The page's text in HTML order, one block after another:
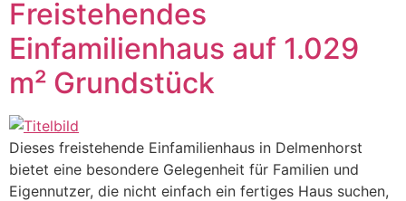
Freistehendes
Einfamilienhaus auf 1.029
m² Grundstück
Dieses freistehende Einfamilienhaus in Delmenhorst
bietet eine besondere Gelegenheit für Familien und
Eigennutzer, die nicht einfach ein fertiges Haus suchen,